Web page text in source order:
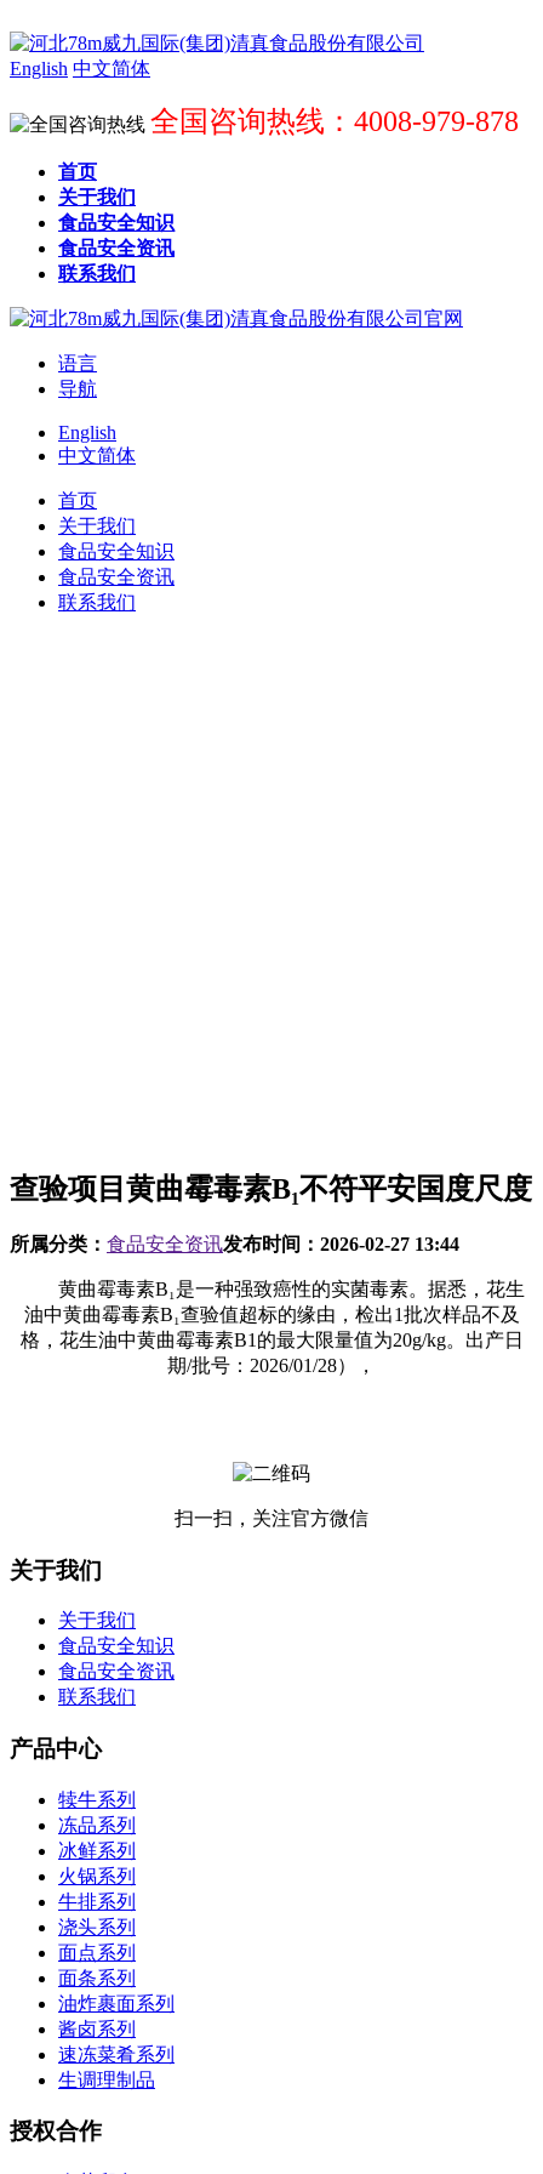
English 中文简体
全国咨询热线：4008-979-878
首页
关于我们
食品安全知识
食品安全资讯
联系我们
语言
导航
English
中文简体
首页
关于我们
食品安全知识
食品安全资讯
联系我们
查验项目黄曲霉毒素B₁不符平安国度尺度
所属分类： 食品安全资讯发布时间： 2026-02-27 13:44
黄曲霉毒素B₁是一种强致癌性的实菌毒素。据悉，花生
油中黄曲霉毒素B₁查验值超标的缘由，检出1批次样品不及
格，花生油中黄曲霉毒素B1的最大限量值为20g/kg。出产日
期/批号：2026/01/28），
扫一扫，关注官方微信
关于我们
关于我们
食品安全知识
食品安全资讯
联系我们
产品中心
犊牛系列
冻品系列
冰鲜系列
火锅系列
牛排系列
浇头系列
面点系列
面条系列
油炸裹面系列
酱卤系列
速冻菜肴系列
生调理制品
授权合作